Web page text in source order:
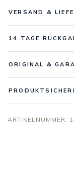
VERSAND &
14 TAGE
ORIGINAL &
ARTIKELNUMMER: